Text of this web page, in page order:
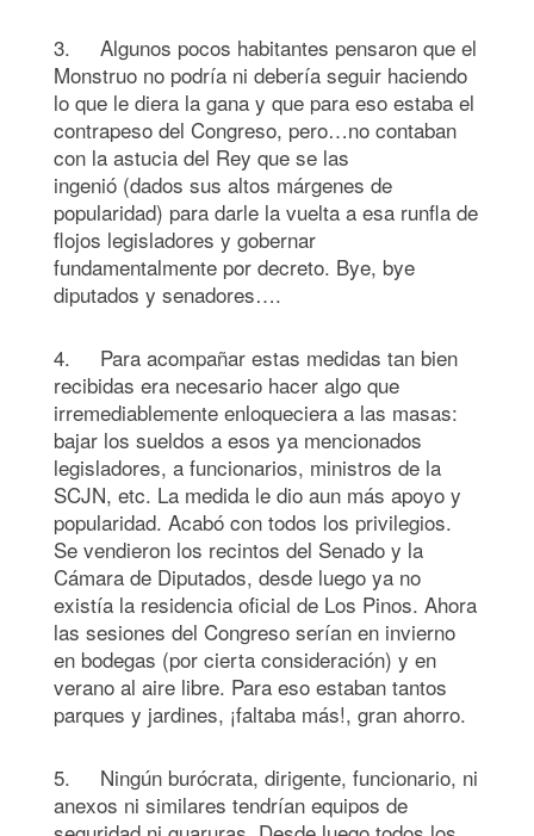
3. Algunos pocos habitantes pensaron que el
Monstruo no podría ni debería seguir haciendo
lo que le diera la gana y que para eso estaba el
contrapeso del Congreso, pero…no contaban
con la astucia del Rey que se las
ingenió (dados sus altos márgenes de
popularidad) para darle la vuelta a esa runfla de
flojos legisladores y gobernar
fundamentalmente por decreto. Bye, bye
diputados y senadores….
4. Para acompañar estas medidas tan bien
recibidas era necesario hacer algo que
irremediablemente enloqueciera a las masas:
bajar los sueldos a esos ya mencionados
legisladores, a funcionarios, ministros de la
SCJN, etc. La medida le dio aun más apoyo y
popularidad. Acabó con todos los privilegios.
Se vendieron los recintos del Senado y la
Cámara de Diputados, desde luego ya no
existía la residencia oficial de Los Pinos. Ahora
las sesiones del Congreso serían en invierno
en bodegas (por cierta consideración) y en
verano al aire libre. Para eso estaban tantos
parques y jardines, ¡faltaba más!, gran ahorro.
5. Ningún burócrata, dirigente, funcionario, ni
anexos ni similares tendrían equipos de